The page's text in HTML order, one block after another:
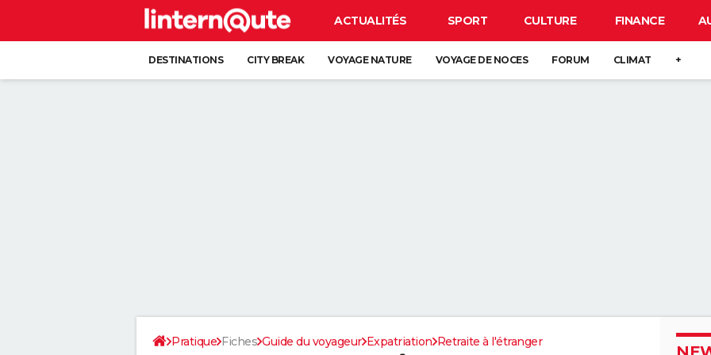
ACTUALITÉS SPORT CULTURE FINANCE
DESTINATIONS CITY BREAK VOYAGE NATURE VOYAGE DE NOCES FORUM CLIMAT +
Pratique Fiches Guide du voyageur Expatriation Retraite à l'étranger